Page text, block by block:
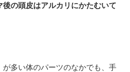
後の頭皮はアルカリにかたむいて
多い体のパーツのなかでも、手